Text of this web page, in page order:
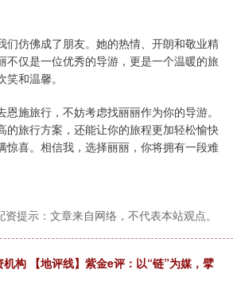
们仿佛成了朋友。她的热情、开朗和敬业精
不仅是一位优秀的导游，更是一个温暖的旅
和温馨。
施旅行，不妨考虑找丽丽作为你的导游。
的旅行方案，还能让你的旅程更加轻松愉快
惊喜。相信我，选择丽丽，你将拥有一段难
资提示：文章来自网络，不代表本站观点。
构 【地评线】紫金e评：以“链”为媒，擘